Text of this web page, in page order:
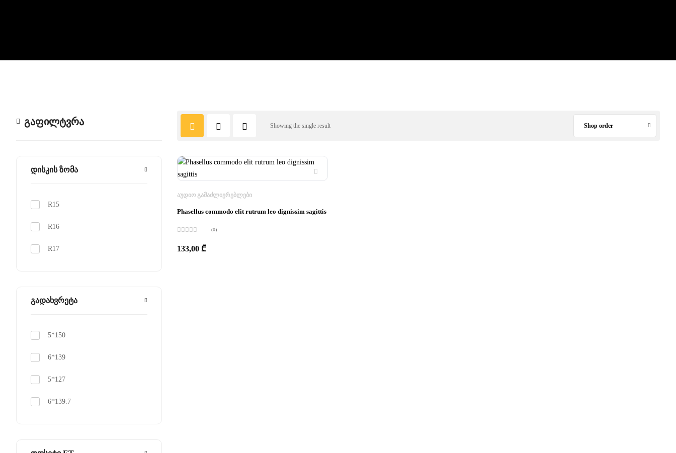
ᲒᲐᲤᲘᲚᲢᲕᲠᲐ
დისკის ზომა
R15
R16
R17
გადახვრეტა
5*150
6*139
5*127
6*139.7
Showing the single result Shop order
ᲐᲣᲓᲘᲝ ᲒᲐᲛᲐᲫᲚᲘᲔᲠᲔᲑᲚᲔᲑᲘ
Phasellus commodo elit rutrum leo dignissim sagittis
0 ,
5-
(0)
133,00 ₾